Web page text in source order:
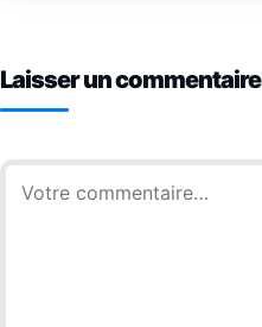
Laisser un commentaire
Commentaire